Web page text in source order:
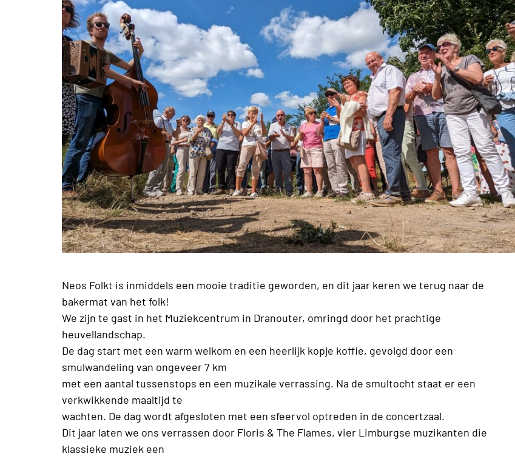
Neos Folkt is inmiddels een mooie traditie geworden, en dit jaar keren we terug naar de
bakermat van het folk!
We zijn te gast in het Muziekcentrum in Dranouter, omringd door het prachtige
heuvellandschap.
De dag start met een warm welkom en een heerlijk kopje koffie, gevolgd door een
smulwandeling van ongeveer 7 km
met een aantal tussenstops en een muzikale verrassing. Na de smultocht staat er een
verkwikkende maaltijd te
wachten. De dag wordt afgesloten met een sfeervol optreden in de concertzaal.
Dit jaar laten we ons verrassen door Floris & The Flames, vier Limburgse muzikanten die
klassieke muziek een